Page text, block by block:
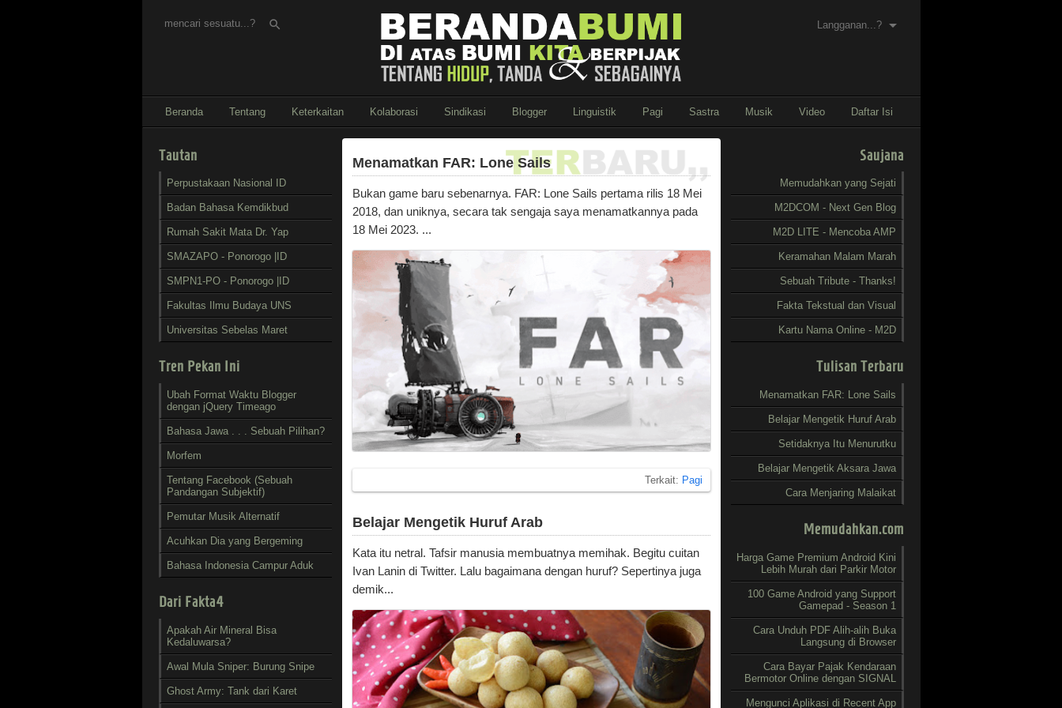
search Langganan...?
Beranda Tentang Keterkaitan Kolaborasi Sindikasi Blogger Linguistik Pagi Sastra Musik Video Daftar Isi
Tautan
Perpustakaan Nasional ID
Badan Bahasa Kemdikbud
Rumah Sakit Mata Dr. Yap
SMAZAPO - Ponorogo |ID
SMPN1-PO - Ponorogo |ID
Fakultas Ilmu Budaya UNS
Universitas Sebelas Maret
Tren Pekan Ini
Ubah Format Waktu Blogger
dengan jQuery Timeago
Bahasa Jawa . . . Sebuah Pilihan?
Morfem
Tentang Facebook (Sebuah
Pandangan Subjektif)
Pemutar Musik Alternatif
Acuhkan Dia yang Bergeming
Bahasa Indonesia Campur Aduk
Dari Fakta4
Apakah Air Mineral Bisa
Kedaluwarsa?
Awal Mula Sniper: Burung Snipe
Ghost Army: Tank dari Karet
Menamatkan FAR: Lone Sails
Bukan game baru sebenarnya. FAR: Lone Sails pertama rilis 18 Mei
2018, dan uniknya, secara tak sengaja saya menamatkannya pada
18 Mei 2023. ...
Terkait: Pagi
Belajar Mengetik Huruf Arab
Kata itu netral. Tafsir manusia membuatnya memihak. Begitu cuitan
Ivan Lanin di Twitter. Lalu bagaimana dengan huruf? Sepertinya juga
demik...
Saujana
Memudahkan yang Sejati
M2DCOM - Next Gen Blog
M2D LITE - Mencoba AMP
Keramahan Malam Marah
Sebuah Tribute - Thanks!
Fakta Tekstual dan Visual
Kartu Nama Online - M2D
Tulisan Terbaru
Menamatkan FAR: Lone Sails
Belajar Mengetik Huruf Arab
Setidaknya Itu Menurutku
Belajar Mengetik Aksara Jawa
Cara Menjaring Malaikat
Memudahkan.com
Harga Game Premium Android Kini
Lebih Murah dari Parkir Motor
100 Game Android yang Support
Gamepad - Season 1
Cara Unduh PDF Alih-alih Buka
Langsung di Browser
Cara Bayar Pajak Kendaraan
Bermotor Online dengan SIGNAL
Mengunci Aplikasi di Recent App